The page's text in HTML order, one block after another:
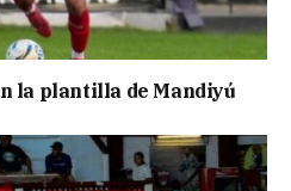
la plantilla de Mandiyú